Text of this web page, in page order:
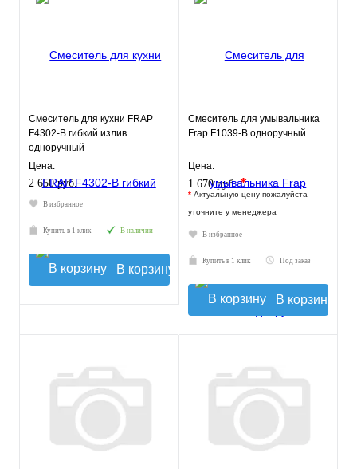
Смеситель для кухни FRAP
F4302-B гибкий излив
одноручный
Цена:
2 650 руб.
В избранное
Купить в 1 клик В наличии
В корзину
Смеситель для умывальника
Frap F1039-B одноручный
Цена:
1 670 руб.*
* Актуальную цену пожалуйста
уточните у менеджера
В избранное
Купить в 1 клик Под заказ
В корзину